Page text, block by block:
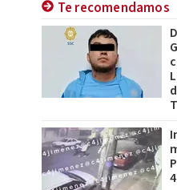
Te recomendamos